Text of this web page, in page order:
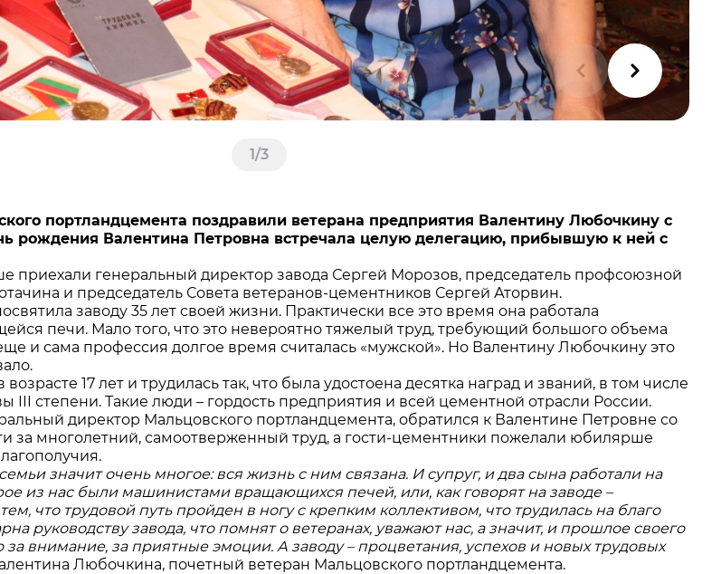
1/3
портландцемента поздравили ветерана предприятия Валентину Любочкину с
рождения Валентина Петровна встречала целую делегацию, прибывшую к ней с
приехали генеральный директор завода Сергей Морозов, председатель профсоюзной
и председатель Совета ветеранов-цементников Сергей Аторвин.
заводу 35 лет своей жизни. Практически все это время она работала
печи. Мало того, что это невероятно тяжелый труд, требующий большого объема
и сама профессия долгое время считалась «мужской». Но Валентину Любочкину это
17 лет и трудилась так, что была удостоена десятка наград и званий, в том числе
III степени. Такие люди – гордость предприятия и всей цементной отрасли России.
директор Мальцовского портландцемента, обратился к Валентине Петровне со
за многолетний, самоотверженный труд, а гости-цементники пожелали юбилярше
значит очень многое: вся жизнь с ним связана. И супруг, и два сына работали на
из нас были машинистами вращающихся печей, или, как говорят на заводе –
что трудовой путь пройден в ногу с крепким коллективом, что трудилась на благо
руководству завода, что помнят о ветеранах, уважают нас, а значит, и прошлое своего
внимание, за приятные эмоции. А заводу – процветания, успехов и новых трудовых
Любочкина, почетный ветеран Мальцовского портландцемента.